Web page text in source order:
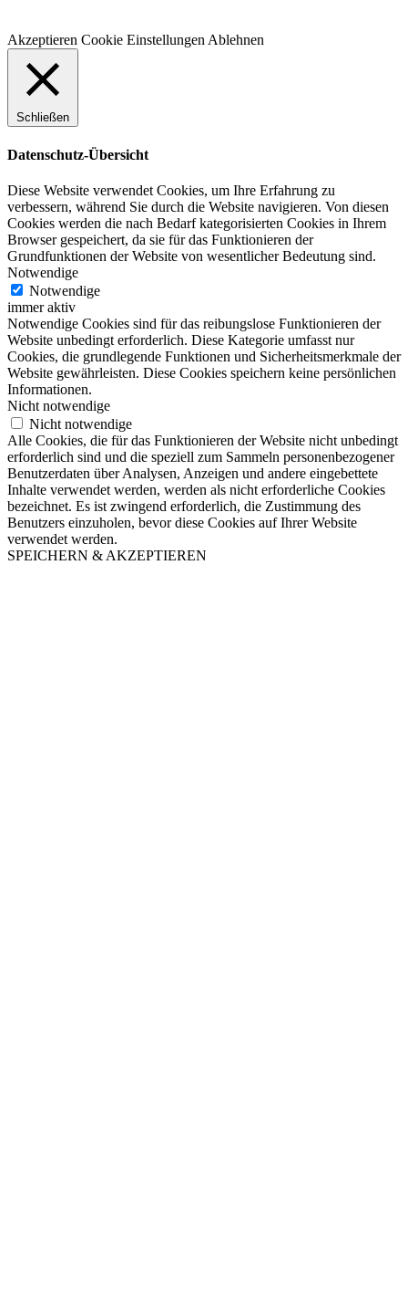
Akzeptieren Cookie Einstellungen Ablehnen
Schließen
Datenschutz-Übersicht
Diese Website verwendet Cookies, um Ihre Erfahrung zu
verbessern, während Sie durch die Website navigieren. Von diesen
Cookies werden die nach Bedarf kategorisierten Cookies in Ihrem
Browser gespeichert, da sie für das Funktionieren der
Grundfunktionen der Website von wesentlicher Bedeutung sind.
Notwendige
Notwendige
immer aktiv
Notwendige Cookies sind für das reibungslose Funktionieren der
Website unbedingt erforderlich. Diese Kategorie umfasst nur
Cookies, die grundlegende Funktionen und Sicherheitsmerkmale der
Website gewährleisten. Diese Cookies speichern keine persönlichen
Informationen.
Nicht notwendige
Nicht notwendige
Alle Cookies, die für das Funktionieren der Website nicht unbedingt
erforderlich sind und die speziell zum Sammeln personenbezogener
Benutzerdaten über Analysen, Anzeigen und andere eingebettete
Inhalte verwendet werden, werden als nicht erforderliche Cookies
bezeichnet. Es ist zwingend erforderlich, die Zustimmung des
Benutzers einzuholen, bevor diese Cookies auf Ihrer Website
verwendet werden.
SPEICHERN & AKZEPTIEREN